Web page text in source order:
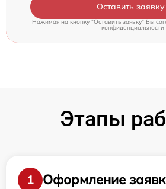
Оставить заявку
Нажимая на кнопку "Оставить заявку" Вы
конфиденциальности
Этапы
1
Оформление